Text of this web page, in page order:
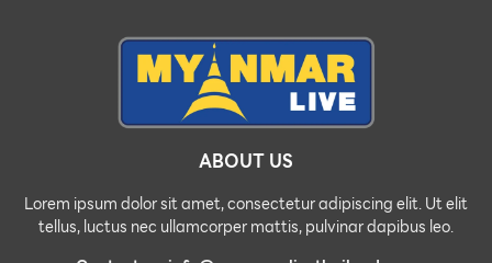
ABOUT US
Lorem ipsum dolor sit amet, consectetur adipiscing elit. Ut elit
tellus, luctus nec ullamcorper mattis, pulvinar dapibus leo.